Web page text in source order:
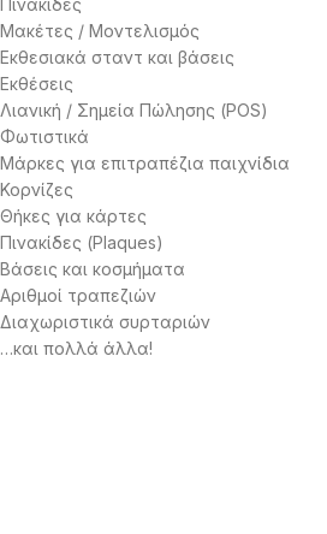
Πινακίδες
Μακέτες / Μοντελισμός
Εκθεσιακά σταντ και βάσεις
Εκθέσεις
Λιανική / Σημεία Πώλησης (POS)
Φωτιστικά
Μάρκες για επιτραπέζια παιχνίδια
Κορνίζες
Θήκες για κάρτες
Πινακίδες (Plaques)
Βάσεις και κοσμήματα
Αριθμοί τραπεζιών
Διαχωριστικά συρταριών
…και πολλά άλλα!